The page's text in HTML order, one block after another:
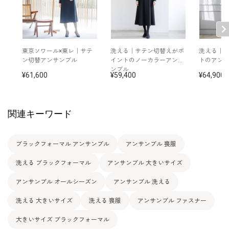
その他
洗濯方法：ご自宅で洗濯可
後ろファスナー（ファスナースライダー付き）
両脇ポケット付き
東京ソワール×東レ｜サテ
ン切替アンサンブル
61,600
洗える｜サテン切替えがポ
イントのノーカラーアンサ
ンブル
59,400
洗える｜
トのアン
64,900
関連キーワード
ブラックフォーマル アンサンブル アンサンブル 喪服
洗える ブラックフォーマル アンサンブル 大きいサイズ
アンサンブル オールシーズン アンサンブル 洗える
洗える 大きいサイズ 洗える 喪服 アンサンブル ファスナー
大きいサイズ ブラックフォーマル